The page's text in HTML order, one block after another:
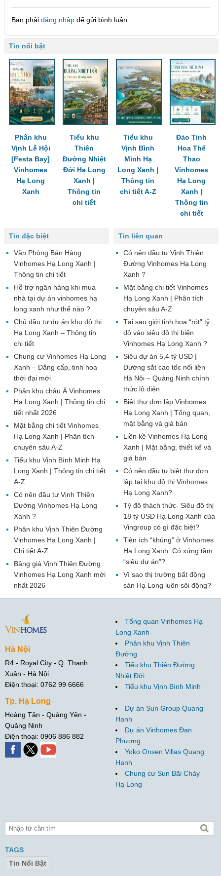
Bạn phải đăng nhập để gửi bình luận.
Tin nổi bật
Phân khu
Vịnh Lễ Hội
[Festa Bay]
Vinhomes
Hạ Long
Xanh
Tiểu khu
Thiên
Đường Nhiệt
Đới Hạ Long
Xanh |
Thông tin
chi tiết
Tiểu khu
Vịnh Bình
Minh Hạ
Long Xanh |
Thông tin
chi tiết A-Z
Đảo Tinh
Hoa Thể
Thao
Vinhomes
Hạ Long
Xanh |
Thông tin
chi tiết
Tin liên quan
Có nên đầu tư Vịnh Thiên
Đường Vinhomes Hạ Long
Xanh ?
Mặt bằng chi tiết Vinhomes
Hạ Long Xanh | Phân tích
chuyên sâu A-Z
Tại sao giới tinh hoa “rót” tỷ
đô vào siêu đô thị biển
Vinhomes Hạ Long Xanh ?
Siêu dự án 5,4 tỷ USD |
Đường sắt cao tốc nối liền
Hà Nội – Quảng Ninh chính
thức lộ diện
Biệt thự đơn lập Vinhomes
Hạ Long Xanh | Tổng quan,
mặt bằng và giá bán
Liền kề Vinhomes Hạ Long
Xanh | Mặt bằng, thiết kế và
giá bán
Có nên đầu tư biệt thự đơn
lập tại khu đô thị Vinhomes
Hạ Long Xanh?
Tỷ đô thách thức- Siêu đô thị
18 tỷ USD Hạ Long Xanh của
Vingroup có gì đặc biệt?
Tiện ích “khủng” ở Vinhomes
Hạ Long Xanh: Có xứng tầm
“siêu dự án”?
Vì sao thị trường bất động
sản Hạ Long luôn sôi động?
Tin đặc biệt
Văn Phòng Bán Hàng
Vinhomes Hạ Long Xanh |
Thông tin chi tiết
Hỗ trợ ngân hàng khi mua
nhà tại dự án vinhomes hạ
long xanh như thế nào ?
Chủ đầu tư dự án khu đô thị
Hạ Long Xanh – Thông tin
chi tiết
Chung cư Vinhomes Hạ Long
Xanh – Đẳng cấp, tinh hoa
thời đại mới
Phân khu châu Á Vinhomes
Hạ Long Xanh | Thông tin chi
tiết nhất 2026
Mặt bằng chi tiết Vinhomes
Hạ Long Xanh | Phân tích
chuyên sâu A-Z
Tiểu khu Vịnh Bình Minh Hạ
Long Xanh | Thông tin chi tiết
A-Z
Có nên đầu tư Vịnh Thiên
Đường Vinhomes Hạ Long
Xanh ?
Phân khu Vịnh Thiên Đường
Vinhomes Hạ Long Xanh |
Chi tiết A-Z
Bảng giá Vịnh Thiên Đường
Vinhomes Hạ Long Xanh mới
nhất 2026
Hà Nội
R4 - Royal City - Q. Thanh
Xuân - Hà Nội
Điện thoại: 0762 99 6666
Tp. Hạ Long
Hoàng Tân - Quảng Yên -
Quảng Ninh
Điện thoại: 0906 886 882
Tổng quan Vinhomes Hạ
Long Xanh
Phân khu Vịnh Thiên
Đường
Tiểu khu Thiên Đường
Nhiệt Đới
Tiểu khu Vịnh Bình Minh
Dự án Sun Group Quang
Hanh
Dự án Vinhomes Đan
Phượng
Yoko Onsen Villas Quang
Hanh
Chung cư Sun Bãi Cháy
Hạ Long
TAGS
Tin Nổi Bật